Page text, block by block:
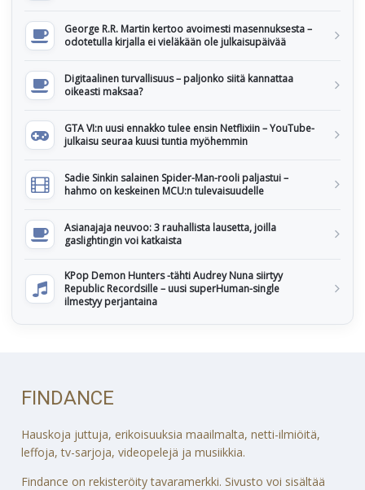
George R.R. Martin kertoo avoimesti masennuksesta –
odotetulla kirjalla ei vieläkään ole julkaisupäivää
Digitaalinen turvallisuus – paljonko siitä kannattaa
oikeasti maksaa?
GTA VI:n uusi ennakko tulee ensin Netflixiin – YouTube-
julkaisu seuraa kuusi tuntia myöhemmin
Sadie Sinkin salainen Spider-Man-rooli paljastui –
hahmo on keskeinen MCU:n tulevaisuudelle
Asianajaja neuvoo: 3 rauhallista lausetta, joilla
gaslightingin voi katkaista
KPop Demon Hunters -tähti Audrey Nuna siirtyy
Republic Recordsille – uusi superHuman-single
ilmestyy perjantaina
FINDANCE
Hauskoja juttuja, erikoisuuksia maailmalta, netti-ilmiöitä,
leffoja, tv-sarjoja, videopelejä ja musiikkia.
Findance on rekisteröity tavaramerkki. Sivusto voi sisältää